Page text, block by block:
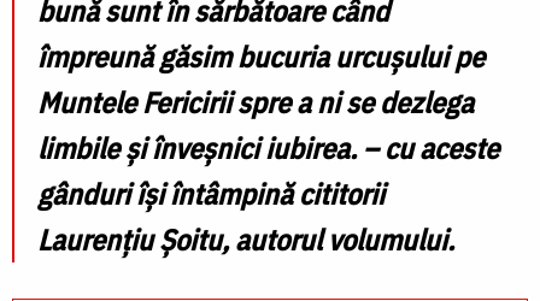
bună sunt în sărbătoare când
împreună găsim bucuria urcușului pe
Muntele Fericirii spre a ni se dezlega
limbile și înveșnici iubirea.– cu aceste
gânduri își întâmpină cititorii
Laurențiu Șoitu, autorul volumului.